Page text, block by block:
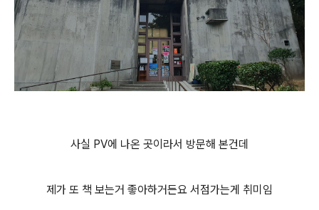
사실 PV에 나온 곳이라서 방문해 본건데
제가 또 책 보는거 좋아하거든요 서점가는게 취미임